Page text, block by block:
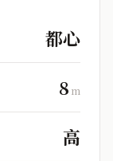
都心
8 m
高